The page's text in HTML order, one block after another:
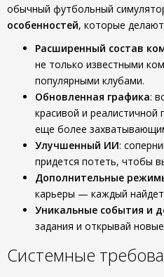
обычный футбольный
особенностей, которые
Расширенный состав
не только известными
популярными клубами.
Обновленная графика:
красивой и реалистичной
еще более
Улучшенный ИИ:
придется потеть, чтобы
Дополнительные
карьеры — каждый
Уникальные события и
задания и открывай
Системные